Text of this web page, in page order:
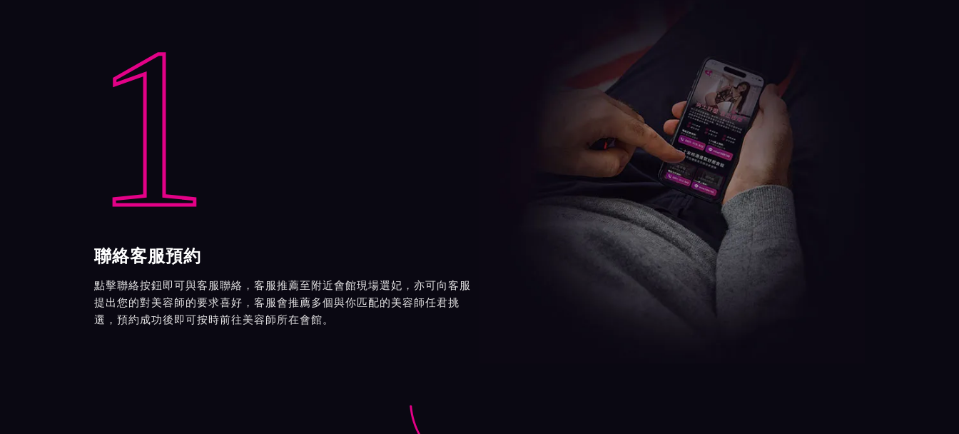
1
聯絡客服預約
點擊聯絡按鈕即可與客服聯絡，客服推薦至附近會館現場選妃，亦可向客服
提出您的對美容師的要求喜好，客服會推薦多個與你匹配的美容師任君挑
選，預約成功後即可按時前往美容師所在會館。